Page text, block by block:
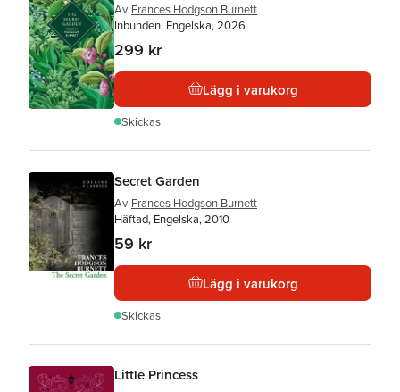
Av Frances Hodgson Burnett
Inbunden, Engelska, 2026
299 kr
Lägg i varukorg
Skickas
Secret Garden
Av Frances Hodgson Burnett
Häftad, Engelska, 2010
59 kr
Lägg i varukorg
Skickas
Little Princess